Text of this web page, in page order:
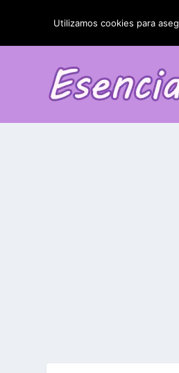
TENDENCIAS: La
Utilizamos cookies para